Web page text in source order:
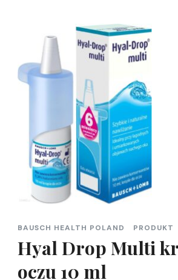
BAUSCH HEALTH POLAND PRODUKT
Hyal Drop Multi
oczu 10 ml